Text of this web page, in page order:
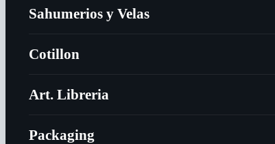
Sahumerios y Velas
Cotillon
Art. Libreria
Packaging